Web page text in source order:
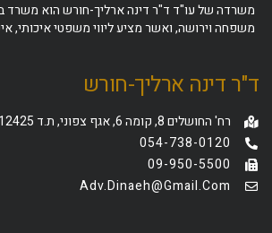
משרדה של עו"ד ד"ר דינה ארליך-חורש הוא משרד
משפחה וירושה, ואשר מציע ליווי משפטי איכותי,
ד"ר דינה ארליך-חורש
רח' החושלים 8, קומה 6, אגף צפוני, ת.ד 12425, הרצליה פיתוח
054-738-0120
09-950-5500
Adv.dinaeh@gmail.com